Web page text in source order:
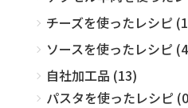
チーズを使ったレシピ
ソースを使ったレシピ
自社加工品 (13)
パスタを使ったレシピ